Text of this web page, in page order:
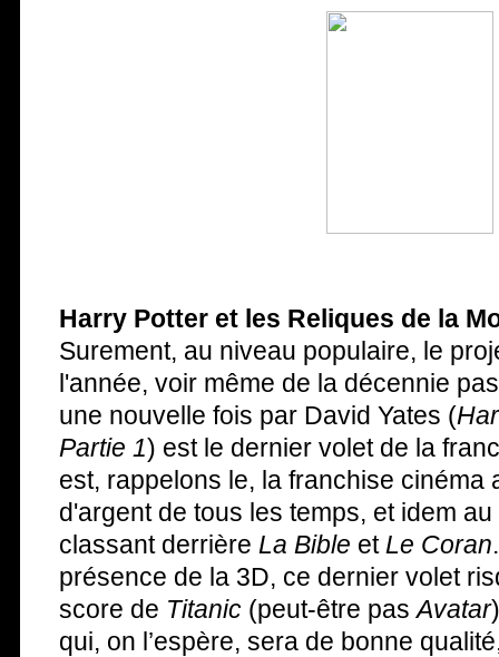
Harry Potter et les Reliques de la
Surement, au niveau populaire, le
l'année, voir même de la décennie
une nouvelle fois par David Yates (
Partie 1) est le dernier volet de la
est, rappelons le, la franchise cinéma
d'argent de tous les temps, et idem
classant derrière La Bible et Le Coran
présence de la 3D, ce dernier volet
score de Titanic (peut-être pasAvatar
qui, on l’espère, sera de bonne